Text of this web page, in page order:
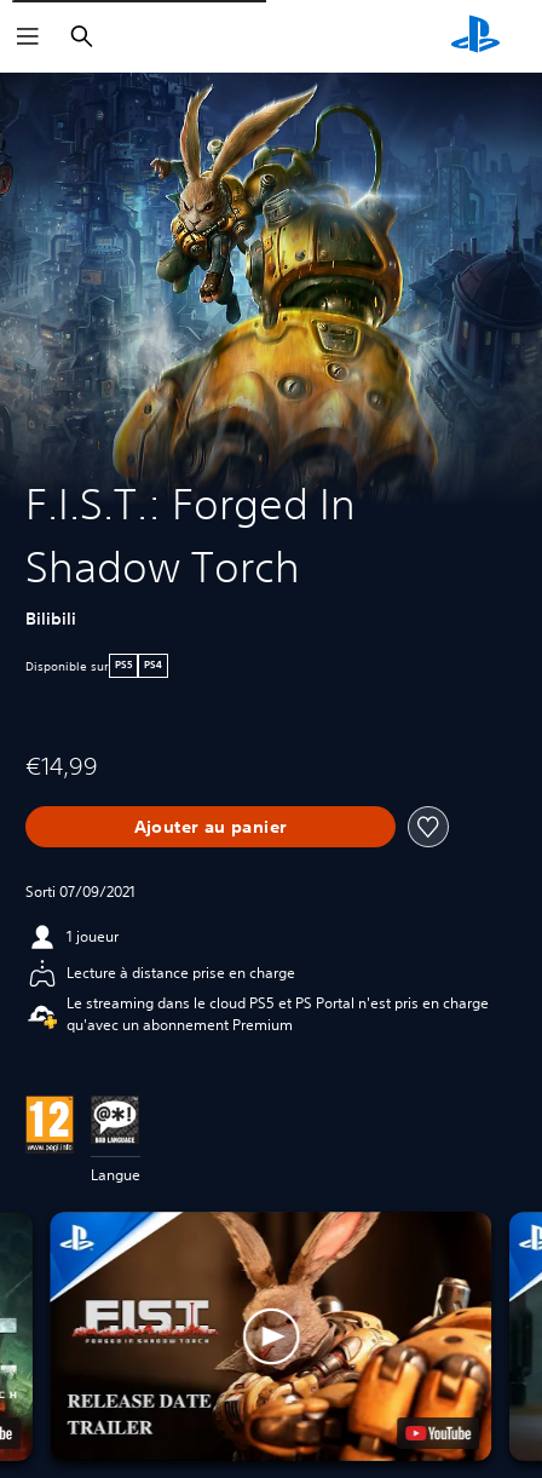
Rechercher
F.I.S.T.: Forged In
Shadow Torch
Bilibili
Disponible sur PS5 PS4
€14,99
Ajouter au panier
Sorti 07/09/2021
1 joueur
Lecture à distance prise en charge
Le streaming dans le cloud PS5 et PS Portal n'est pris en charge
qu'avec un abonnement Premium
Langue